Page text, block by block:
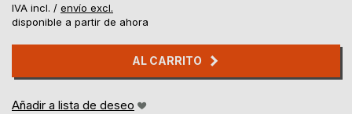
IVA incl. / envío excl.
disponible a partir de ahora
AL CARRITO
Añadir a lista de deseo